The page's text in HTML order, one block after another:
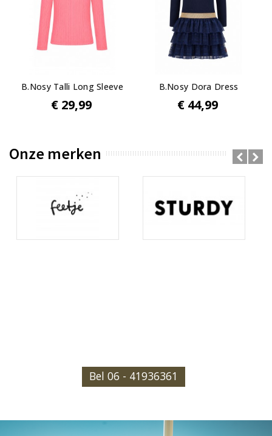
B.Nosy Talli Long Sleeve
€ 29,99
B.Nosy Dora Dress
€ 44,99
Onze merken
Bel 06 - 41936361